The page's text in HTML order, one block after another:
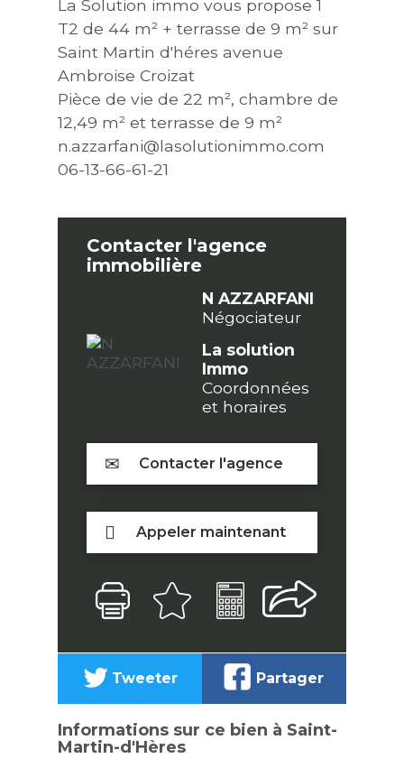
La Solution immo vous propose 1
T2 de 44 m² + terrasse de 9 m² sur
Saint Martin d'héres avenue
Ambroise Croizat
Pièce de vie de 22 m², chambre de
12,49 m² et terrasse de 9 m²
n.azzarfani@lasolutionimmo.com
06-13-66-61-21
Contacter l'agence
immobilière
N AZZARFANI
Négociateur
La solution
Immo
Coordonnées
et horaires
Contacter l'agence
Appeler maintenant
Tweeter Partager
Informations sur ce bien à Saint-
Martin-d'Hères